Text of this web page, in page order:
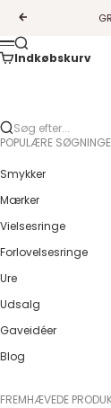
Forrige
Menu
Søg
Indkøbskurv
Søg efter...
POPULÆRE
Smykker
Mærker
Vielsesringe
Forlovelsesringe
Ure
Udsalg
Gaveidéer
Blog
FREMHÆVEDE